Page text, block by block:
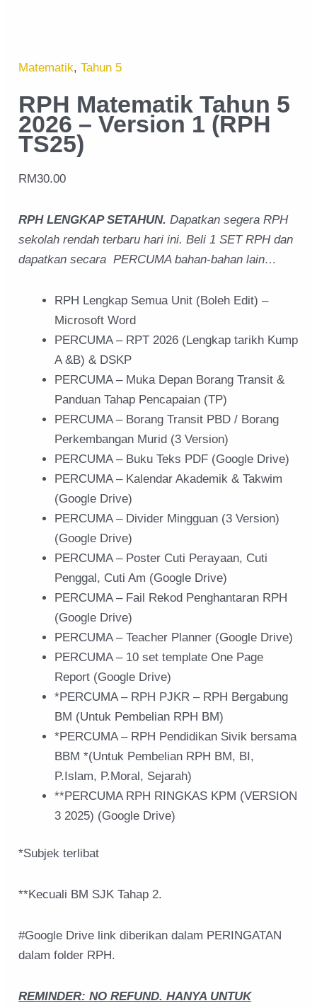
Matematik,Tahun 5
RPH Matematik Tahun 5
2026 – Version 1 (RPH
TS25)
RM30.00
RPH LENGKAP SETAHUN. Dapatkan segera RPH
sekolah rendah terbaru hari ini. Beli 1 SET RPH dan
dapatkan secara PERCUMA bahan-bahan lain…
RPH Lengkap Semua Unit (Boleh Edit) –
Microsoft Word
PERCUMA – RPT 2026 (Lengkap tarikh Kump
A &B) & DSKP
PERCUMA – Muka Depan Borang Transit &
Panduan Tahap Pencapaian (TP)
PERCUMA – Borang Transit PBD / Borang
Perkembangan Murid (3 Version)
PERCUMA – Buku Teks PDF (Google Drive)
PERCUMA – Kalendar Akademik & Takwim
(Google Drive)
PERCUMA – Divider Mingguan (3 Version)
(Google Drive)
PERCUMA – Poster Cuti Perayaan, Cuti
Penggal, Cuti Am (Google Drive)
PERCUMA – Fail Rekod Penghantaran RPH
(Google Drive)
PERCUMA – Teacher Planner (Google Drive)
PERCUMA – 10 set template One Page
Report (Google Drive)
*PERCUMA – RPH PJKR – RPH Bergabung
BM (Untuk Pembelian RPH BM)
*PERCUMA – RPH Pendidikan Sivik bersama
BBM *(Untuk Pembelian RPH BM, BI,
P.Islam, P.Moral, Sejarah)
**PERCUMA RPH RINGKAS KPM (VERSION
3 2025) (Google Drive)
*Subjek terlibat
**Kecuali BM SJK Tahap 2.
#Google Drive link diberikan dalam PERINGATAN
dalam folder RPH.
REMINDER: NO REFUND. HANYA UNTUK